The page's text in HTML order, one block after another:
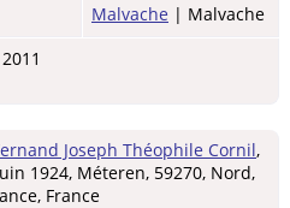
Malvache | Malvache
Joseph Théophile Cornil,
1924, Méteren, 59270, Nord,
France